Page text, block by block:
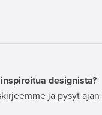
designista?
ja pysyt ajan